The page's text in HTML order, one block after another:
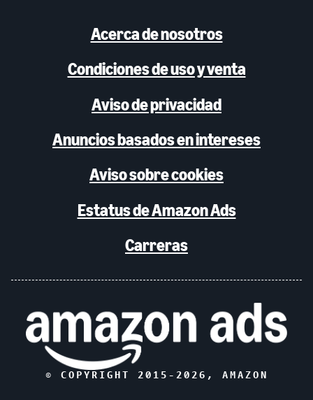
Acerca de nosotros
Condiciones de uso y venta
Aviso de privacidad
Anuncios basados en intereses
Aviso sobre cookies
Estatus de Amazon Ads
Carreras
© COPYRIGHT 2015- 2026 , AMAZON